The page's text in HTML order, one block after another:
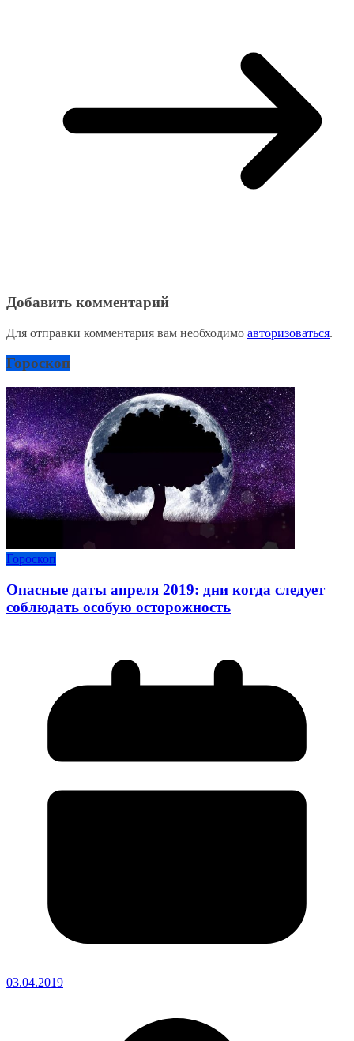
Добавить комментарий
Для отправки комментария вам необходимо авторизоваться.
Гороскоп
Гороскоп
Опасные даты апреля 2019: дни когда следует
соблюдать особую осторожность
03.04.2019